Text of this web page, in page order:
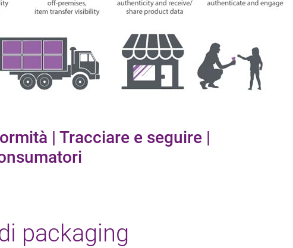
| Tracciare e seguire |
packaging